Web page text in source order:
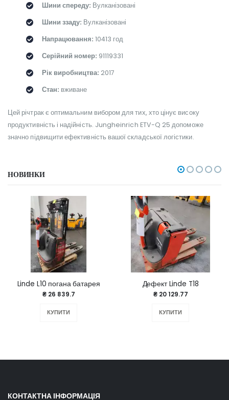
Шини спереду: Вулканізовані
Шини ззаду: Вулканізовані
Напрацювання: 10413 год
Серійний номер: 91119331
Рік виробництва: 2017
Стан: вживане
Цей річтрак є оптимальним вибором для тих, хто цінує високу
продуктивність і надійність. Jungheinrich ETV-Q 25 допоможе
значно підвищити ефективність вашої складської логістики.
НОВИНКИ
Linde L10 погана батарея
₴ 26 839.7
КУПИТИ
Дефект Linde T18
₴ 20 129.77
КУПИТИ
КОНТАКТНА ІНФОРМАЦІЯ